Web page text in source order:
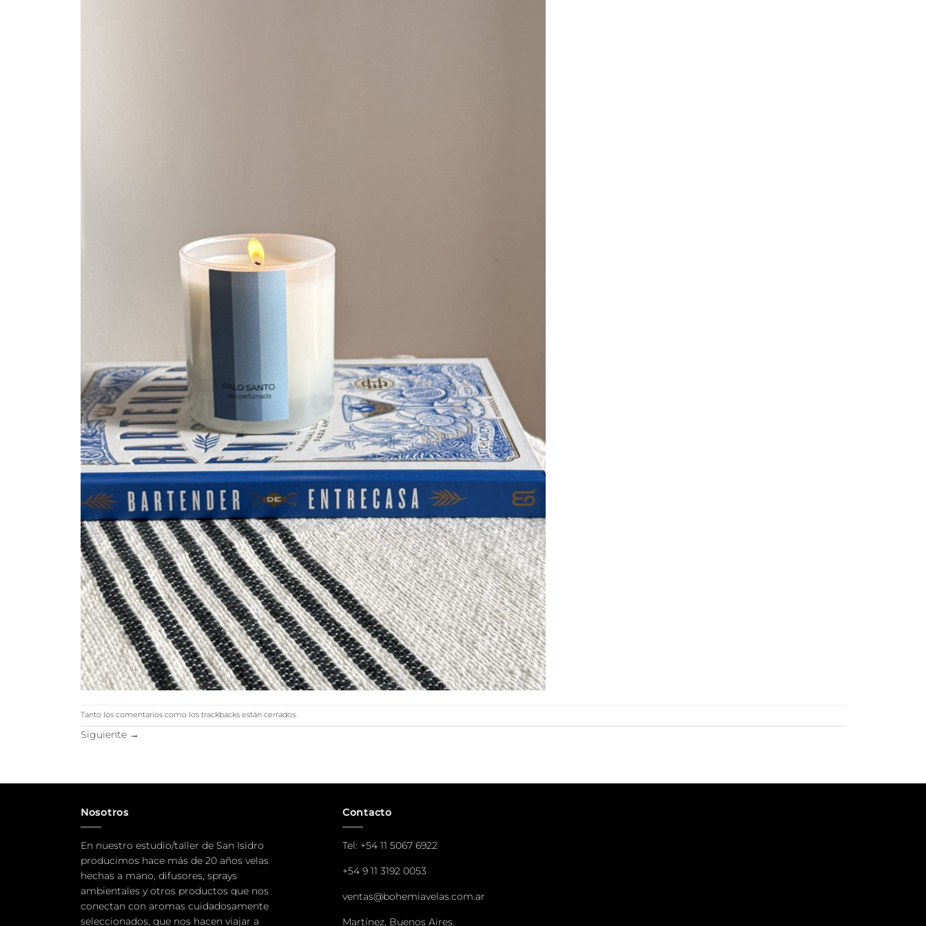
Tanto los comentarios como los trackbacks están cerrados.
Siguiente →
Nosotros
En nuestro estudio/taller de San Isidro
producimos hace más de 20 años velas
hechas a mano, difusores, sprays
ambientales y otros productos que nos
conectan con aromas cuidadosamente
seleccionados, que nos hacen viajar a
Contacto
Tel: +54 11 5067 6922
+54 9 11 3192 0053
ventas@bohemiavelas.com.ar
Martínez, Buenos Aires.